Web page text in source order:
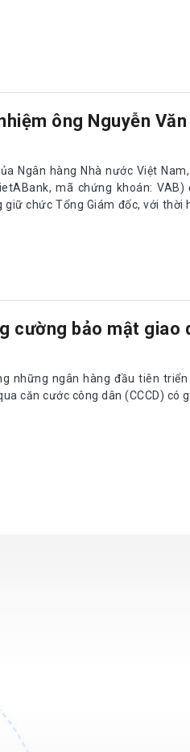
ông Nguyễn
Ngân hàng Nhà nước Việt
mã chứng khoán:
giữ chức Tổng Giám đốc, với thời
cường bảo mật giao
những ngân hàng đầu tiên
căn cước công dân (CCCD) có